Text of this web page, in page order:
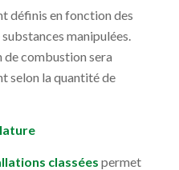
définis en fonction des
manipulées.
de combustion sera
selon la quantité de
classées permet